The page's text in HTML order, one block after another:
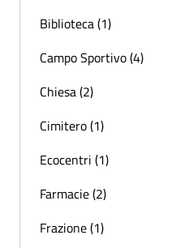
Biblioteca (1)
Campo Sportivo (4)
Chiesa (2)
Cimitero (1)
Ecocentri (1)
Farmacie (2)
Frazione (1)